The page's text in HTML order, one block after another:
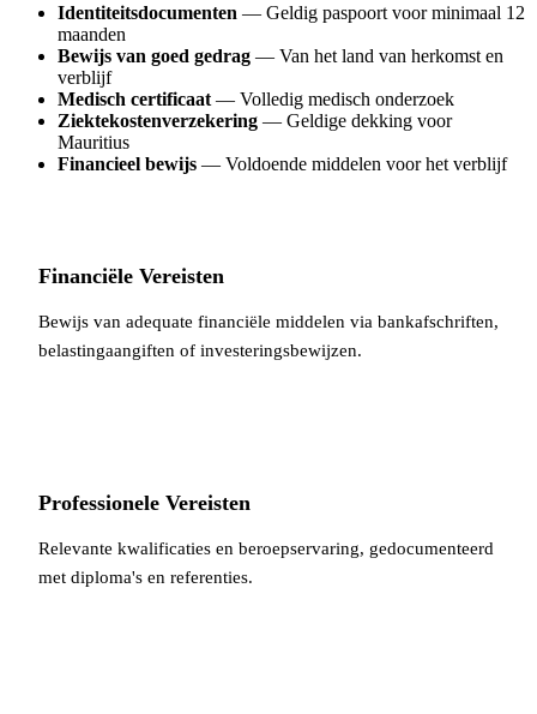
Identiteitsdocumenten — Geldig paspoort voor minimaal 12
maanden
Bewijs van goed gedrag — Van het land van herkomst en
verblijf
Medisch certificaat — Volledig medisch onderzoek
Ziektekostenverzekering — Geldige dekking voor
Mauritius
Financieel bewijs — Voldoende middelen voor het verblijf
Financiële Vereisten
Bewijs van adequate financiële middelen via bankafschriften,
belastingaangiften of investeringsbewijzen.
Professionele Vereisten
Relevante kwalificaties en beroepservaring, gedocumenteerd
met diploma's en referenties.